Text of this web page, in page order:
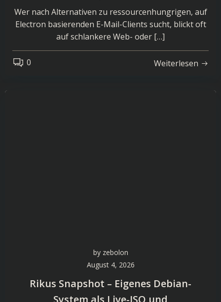
Wer nach Alternativen zu ressourcenhungrigen, auf
Electron basierenden E-Mail-Clients sucht, blickt oft
auf schlankere Web- oder […]
0 Weiterlesen
by zebolon
August 4, 2026
Rikus Snapshot – Eigenes Debian-
System als Live-ISO und